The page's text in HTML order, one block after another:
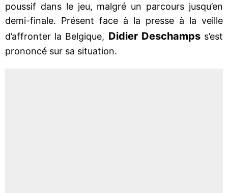
poussif dans le jeu, malgré un parcours jusqu’en
demi-finale. Présent face à la presse à la veille
d’affronter la Belgique, Didier Deschampss’est
prononcé sur sa situation.